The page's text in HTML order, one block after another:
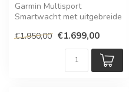
Garmin Multisport
Smartwacht met uitgebreide
€1.950,00 €1.699,00